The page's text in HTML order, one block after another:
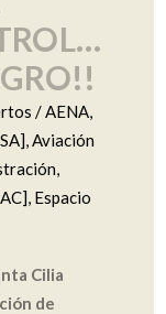
/ AENA,
,Aviación
,
, Espacio
Cilia
de